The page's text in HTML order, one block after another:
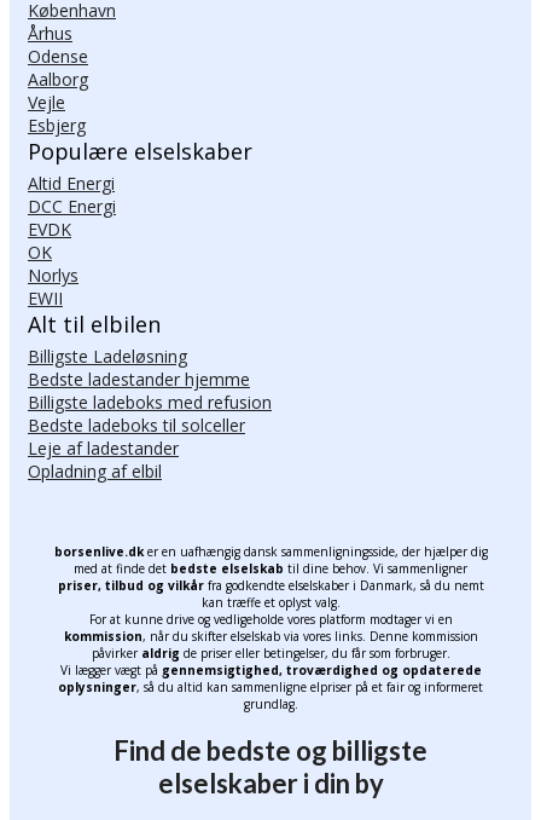
København
Århus
Odense
Aalborg
Vejle
Esbjerg
Populære elselskaber
Altid Energi
DCC Energi
EVDK
OK
Norlys
EWII
Alt til elbilen
Billigste Ladeløsning
Bedste ladestander hjemme
Billigste ladeboks med refusion
Bedste ladeboks til solceller
Leje af ladestander
Opladning af elbil
borsenlive.dker en uafhængig dansk sammenligningsside, der hjælper dig
med at finde det bedste elselskab til dine behov. Vi sammenligner
priser, tilbud og vilkårfra godkendte elselskaber i Danmark, så du nemt
kan træffe et oplyst valg.
For at kunne drive og vedligeholde vores platform modtager vi en
kommission, når du skifter elselskab via vores links. Denne kommission
påvirker aldrig de priser eller betingelser, du får som forbruger.
Vi lægger vægt på gennemsigtighed, troværdighed og opdaterede
oplysninger, så du altid kan sammenligne elpriser på et fair og informeret
grundlag.
Find de bedste og billigste
elselskaber i din by